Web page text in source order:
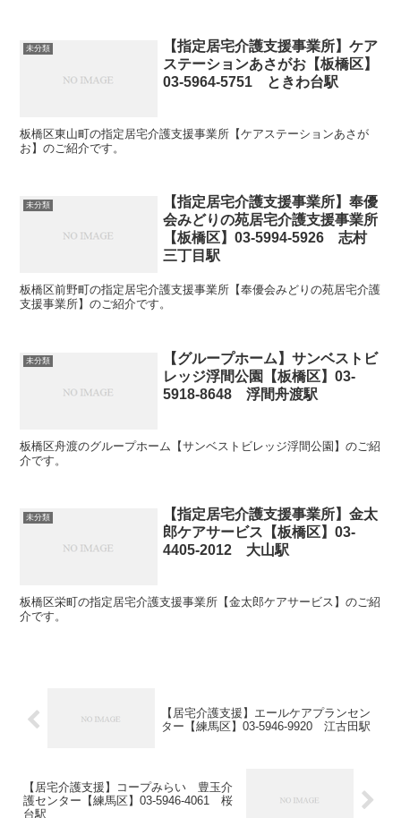
未分類
【指定居宅介護支援事業所】ケア
ステーションあさがお【板橋区】
03-5964-5751 ときわ台駅
板橋区東山町の指定居宅介護支援事業所【ケアステーションあさが
お】のご紹介です。
未分類
【指定居宅介護支援事業所】奉優
会みどりの苑居宅介護支援事業所
【板橋区】03-5994-5926 志村
三丁目駅
板橋区前野町の指定居宅介護支援事業所【奉優会みどりの苑居宅介護
支援事業所】のご紹介です。
未分類
【グループホーム】サンベストビ
レッジ浮間公園【板橋区】03-
5918-8648 浮間舟渡駅
板橋区舟渡のグループホーム【サンベストビレッジ浮間公園】のご紹
介です。
未分類
【指定居宅介護支援事業所】金太
郎ケアサービス【板橋区】03-
4405-2012 大山駅
板橋区栄町の指定居宅介護支援事業所【金太郎ケアサービス】のご紹
介です。
【居宅介護支援】エールケアプランセン
ター【練馬区】03-5946-9920 江古田駅
【居宅介護支援】コープみらい 豊玉介
護センター【練馬区】03-5946-4061 桜
台駅